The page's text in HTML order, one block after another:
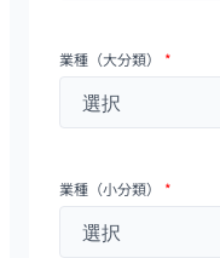
業種（大分類） *
業種（小分類） *